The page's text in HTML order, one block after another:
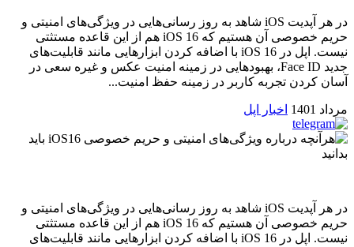
در هر آپدیت iOS شاهد به روز رسانی‌هایی در ویژگی‌های امنیتی و
حریم خصوصی آن هستیم که iOS 16 هم از این قاعده مستثتی
نیست. اپل در iOS 16 با اضافه کردن ابزارهایی مانند قابلیت‌های
جدید Face ID، بهبودهایی در زمینه امنیت عکس و غیره سعی در
آسان‌ کردن تجربه کاربر در زمینه حفظ امنیت...
مرداد 1401 اخبار اپل
در هر آپدیت iOS شاهد به روز رسانی‌هایی در ویژگی‌های امنیتی و
حریم خصوصی آن هستیم که iOS 16 هم از این قاعده مستثتی
نیست. اپل در iOS 16 با اضافه کردن ابزارهایی مانند قابلیت‌های